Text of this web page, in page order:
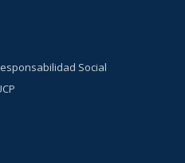
Social